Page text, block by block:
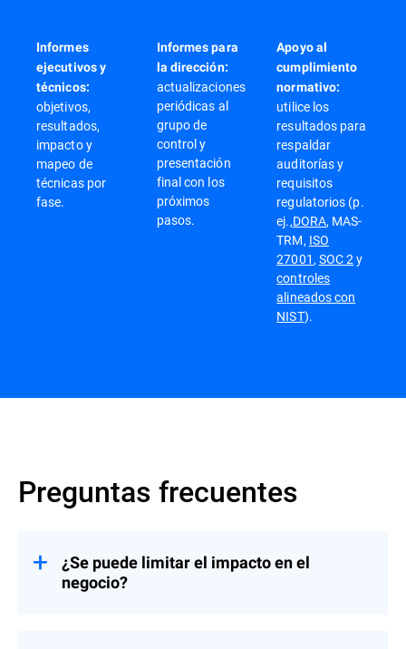
Informes
ejecutivos y
técnicos:
objetivos,
resultados,
impacto y
mapeo de
técnicas por
fase.
Informes para
la dirección:
actualizaciones
periódicas al
grupo de
control y
presentación
final con los
próximos
pasos.
Apoyo al
cumplimiento
normativo:
utilice los
resultados para
respaldar
auditorías y
requisitos
regulatorios (p.
ej.,DORA, MAS-
TRM, ISO
27001,SOC 2y
controles
alineados con
NIST).
Preguntas frecuentes
¿Se puede limitar el impacto en el
negocio?